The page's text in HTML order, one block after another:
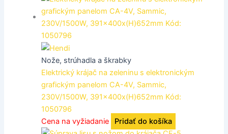
Nože, strúhadla a škrabky
Elektrický krájač na zeleninu s elektronickým
grafickým panelom CA-4V, Sammic,
230V/1500W, 391x400x(H)652mm Kód:
1050796
Cena na vyžiadanie
Pridať do košíka